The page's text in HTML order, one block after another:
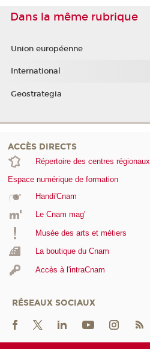
Dans la même rubrique
Union européenne
International
Geostrategia
ACCÈS DIRECTS
Répertoire des centres régionaux
Espace numérique de formation
Handi'Cnam
Le Cnam mag'
Musée des arts et métiers
La boutique du Cnam
Accès à l'intraCnam
RÉSEAUX SOCIAUX